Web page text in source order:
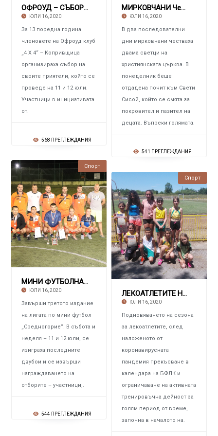
ОФРОУД – СЪБОР На „Хайдушка поляна“ край въз
ЮЛИ 16, 2020
За 13 поредна година
членовете на Офроуд клуб
„4 Х 4“ – Копривщица
организираха събор на
своите приятели, който се
проведе на 11 и 12 юли.
Участници в инициативата
от.
568 ПРЕГЛЕЖДАНИЯ
МИРКОВЧАНИ Честваха двама светии
ЮЛИ 16, 2020
В два последователни
дни мирковчани честваха
двама светци на
християнската църква. В
понеделник беше
отдадена почит към Свети
Сисой, който се смята за
покровител и пазител на
децата. Въпреки голямата.
541 ПРЕГЛЕЖДАНИЯ
Спорт
МИНИ ФУТБОЛНА ЛИГА „СРЕДНОГОРИЕ“ Първенец е
ЮЛИ 16, 2020
Завърши третото издание
на лигата по мини футбол
„Средногорие“. В събота и
неделя – 11 и 12 юли, се
изиграха последните
двубои и се извърши
награждаването на
отборите – участници,.
544 ПРЕГЛЕЖДАНИЯ
Спорт
ЛЕКОАТЛЕТИТЕ НА ПИРДОП С добри резултати в п
ЮЛИ 16, 2020
Подновяването на сезона
за лекоатлетите, след
наложеното от
коронавирусната
пандемия прекъсване в
календара на БФЛК и
ограничаване на активната
тренировъчна дейност за
голям период от време,
започна в началото на.